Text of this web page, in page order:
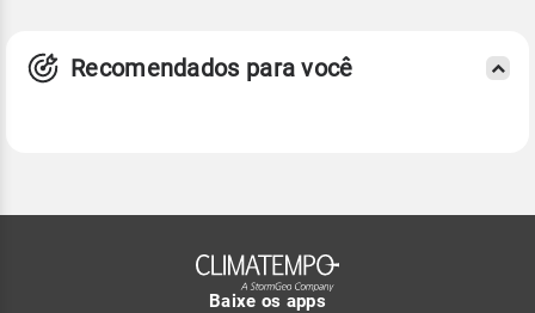
Recomendados para você
Baixe os apps